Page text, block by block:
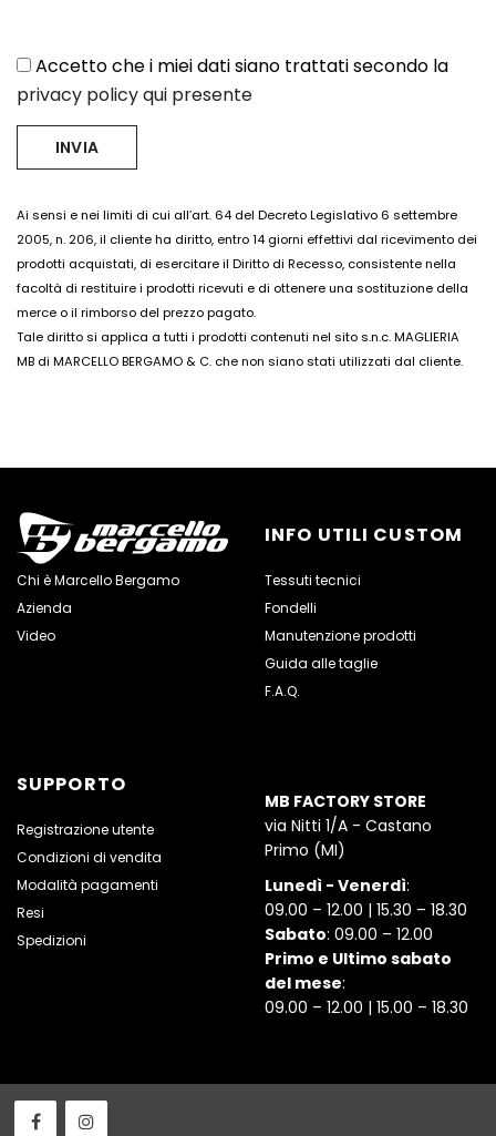
Accetto che i miei dati siano trattati secondo la
privacy policy qui presente
Ai sensi e nei limiti di cui all’art. 64 del Decreto Legislativo 6 settembre
2005, n. 206, il cliente ha diritto, entro 14 giorni effettivi dal ricevimento dei
prodotti acquistati, di esercitare il Diritto di Recesso, consistente nella
facoltà di restituire i prodotti ricevuti e di ottenere una sostituzione della
merce o il rimborso del prezzo pagato.
Tale diritto si applica a tutti i prodotti contenuti nel sito s.n.c. MAGLIERIA
MB di MARCELLO BERGAMO & C. che non siano stati utilizzati dal cliente.
Chi è Marcello Bergamo
Azienda
Video
INFO UTILI CUSTOM
Tessuti tecnici
Fondelli
Manutenzione prodotti
Guida alle taglie
F.A.Q.
SUPPORTO
Registrazione utente
Condizioni di vendita
Modalità pagamenti
Resi
Spedizioni
MB FACTORY STORE
via Nitti 1/A - Castano
Primo (MI)
Lunedì - Venerdì:
09.00 – 12.00 | 15.30 – 18.30
Sabato: 09.00 – 12.00
Primo e Ultimo sabato
del mese:
09.00 – 12.00 | 15.00 – 18.30